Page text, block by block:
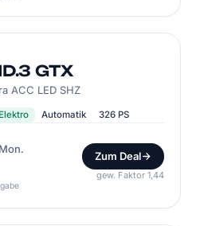
GTX
ACC LED SHZ
Elektro Automatik 326 PS
Zum Deal
gew. Faktor 1,44